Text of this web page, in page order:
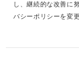
し、継続的な改善に
バシーポリシーを変